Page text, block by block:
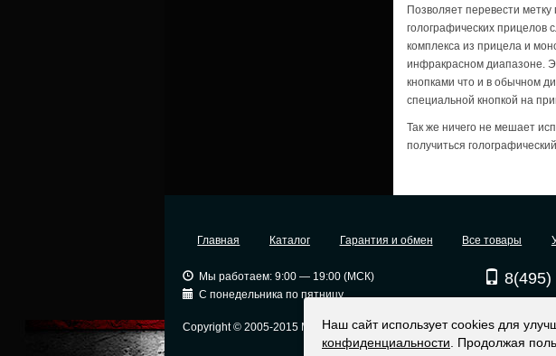
Позволяет перевести
голографических прицелов
комплекса из прицела и
инфракрасном диапазоне.
кнопками что и в обычном
специальной кнопкой на
Так же ничего не мешает
получиться
Главная Каталог Гарантия и обмен Все товары
Мы работаем: 9:00 — 19:00 (МСК)
С понедельника по пятницу
8(495)
Copyright © 2005-2015 Москва Оригинальные прицелы
Наш сайт использует cookies для
конфиденциальности . Продолжая